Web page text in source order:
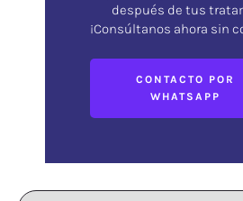
después de tus
¡Consúltanos ahora sin
CONTACTO POR
WHATSAPP